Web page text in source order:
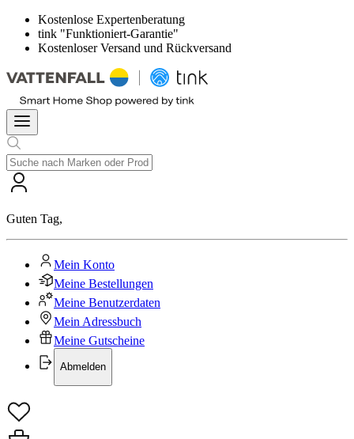
Kostenlose Expertenberatung
tink "Funktioniert-Garantie"
Kostenloser Versand und Rückversand
Guten Tag,
Mein Konto
Meine Bestellungen
Meine Benutzerdaten
Mein Adressbuch
Meine Gutscheine
Abmelden